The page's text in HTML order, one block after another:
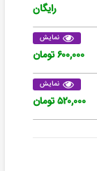
رایگان
نمایش
۶۰۰,۰۰۰ تومان
نمایش
۵۲۰,۰۰۰ تومان